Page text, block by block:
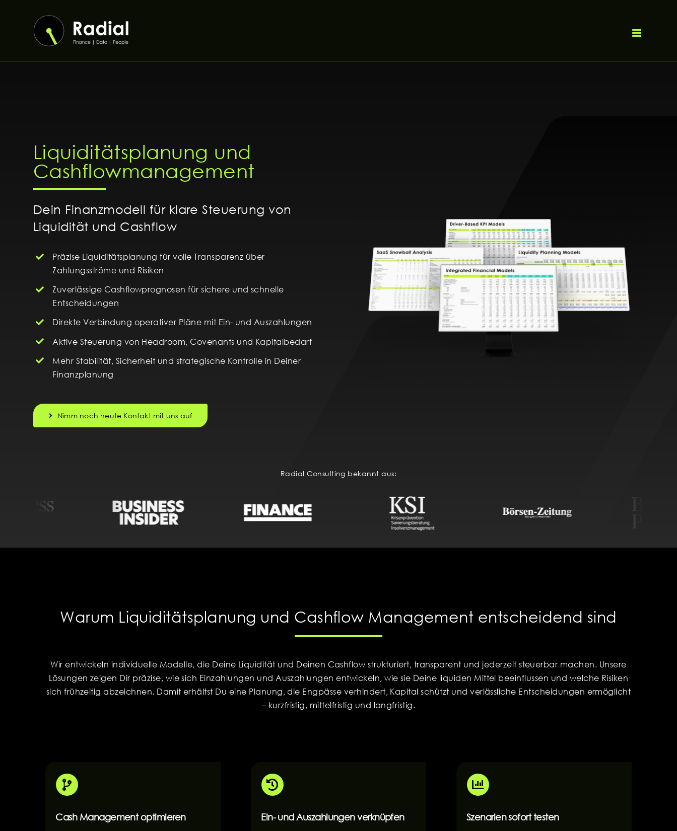
springen
Liquiditätsplanung und
Cashflowmanagement
Dein Finanzmodell für klare Steuerung von
Liquidität und Cashflow
Präzise Liquiditätsplanung für volle Transparenz über
Zahlungsströme und Risiken
Zuverlässige Cashflowprognosen für sichere und schnelle
Entscheidungen
Direkte Verbindung operativer Pläne mit Ein- und Auszahlungen
Aktive Steuerung von Headroom, Covenants und Kapitalbedarf
Mehr Stabilität, Sicherheit und strategische Kontrolle in Deiner
Finanzplanung
Nimm noch heute Kontakt mit uns auf
Radial Consulting bekannt aus:
Warum Liquiditätsplanung und Cashflow Management entscheidend sind
Wir entwickeln individuelle Modelle, die Deine Liquidität und Deinen Cashflow strukturiert, transparent und jederzeit steuerbar machen. Unsere
Lösungen zeigen Dir präzise, wie sich Einzahlungen und Auszahlungen entwickeln, wie sie Deine liquiden Mittel beeinflussen und welche Risiken
sich frühzeitig abzeichnen. Damit erhältst Du eine Planung, die Engpässe verhindert, Kapital schützt und verlässliche Entscheidungen ermöglicht
– kurzfristig, mittelfristig und langfristig.
Cash Management optimieren Ein- und Auszahlungen verknüpfen Szenarien sofort testen